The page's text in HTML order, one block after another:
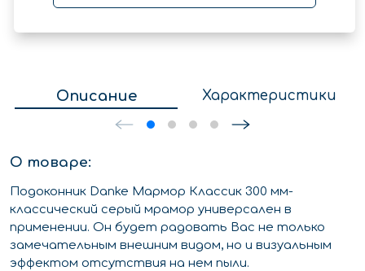
Описание Характеристики
О товаре:
Подоконник Danke Мармор Классик 300 мм-
классический серый мрамор универсален в
применении. Он будет радовать Вас не только
замечательным внешним видом, но и визуальным
эффектом отсутствия на нем пыли.